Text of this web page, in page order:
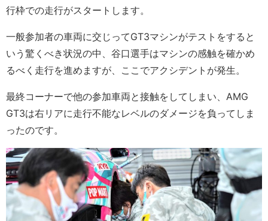
行枠での走行がスタートします。
一般参加者の車両に交じってGT3マシンがテストをすると
いう驚くべき状況の中、谷口選手はマシンの感触を確かめ
るべく走行を進めますが、ここでアクシデントが発生。
最終コーナーで他の参加車両と接触をしてしまい、AMG
GT3は右リアに走行不能なレベルのダメージを負ってしま
ったのです。